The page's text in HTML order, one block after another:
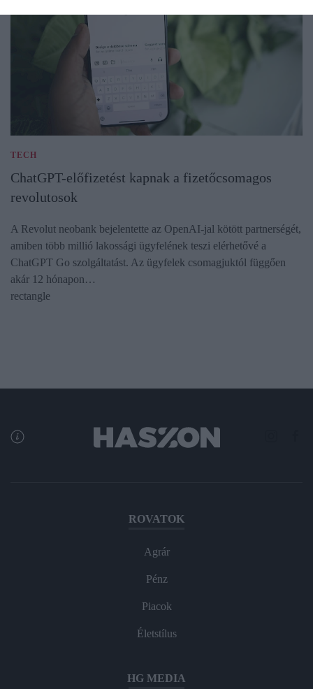
TECH
ChatGPT-előfizetést kapnak a fizetőcsomagos
revolutosok
A Revolut neobank bejelentette az OpenAI-jal kötött partnerségét,
amiben több millió lakossági ügyfelének teszi elérhetővé a
ChatGPT Go szolgáltatást. Az ügyfelek csomagjuktól függően
akár 12 hónapon…
rectangle
ROVATOK
Agrár
Pénz
Piacok
Életstílus
HG MEDIA